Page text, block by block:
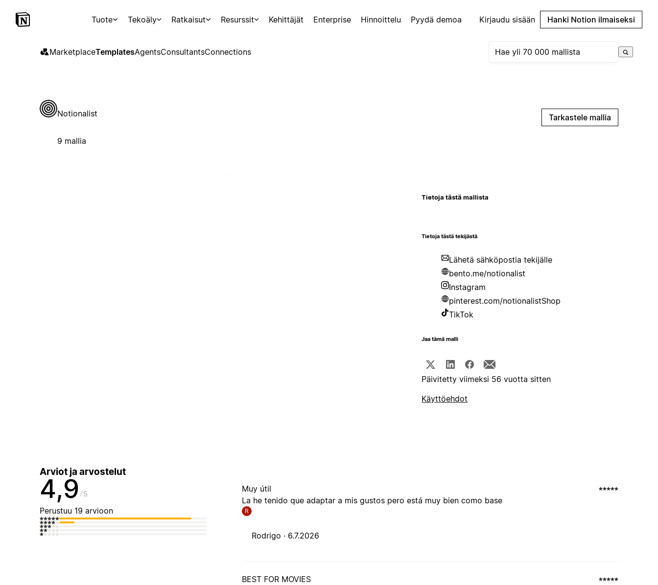
Tuote Tekoäly Ratkaisut Resurssit Kehittäjät Enterprise Hinnoittelu Pyydä demoa Kirjaudu sisään Hanki Notion ilmaiseksi
MarketplaceTemplatesAgentsConsultantsConnections
Notionalist
9 mallia
Tarkastele mallia
Tietoja tästä mallista
Tietoja tästä tekijästä
Lähetä sähköpostia tekijälle
bento.me/notionalist
Instagram
pinterest.com/notionalistShop
TikTok
Jaa tämä malli
Päivitetty viimeksi 56 vuotta sitten
Käyttöehdot
Arviot ja arvostelut
4,9 5
Perustuu 19 arvioon
Muy útil
La he tenido que adaptar a mis gustos pero está muy bien como base
R
Rodrigo · 6.7.2026
BEST FOR MOVIES